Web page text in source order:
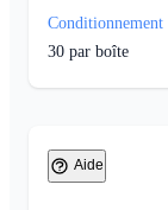
Conditionnement
30 par boîte
Aide